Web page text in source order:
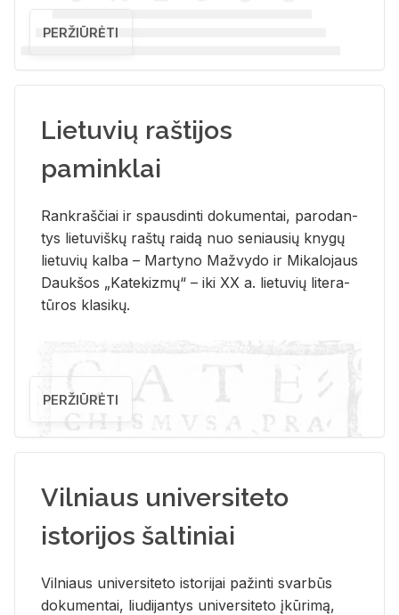
PERŽIŪRĖTI
Lietuvių raštijos
paminklai
Rank­raš­čiai ir spaus­din­ti do­ku­men­tai, pa­ro­dan­
tys lie­tu­viš­kų raš­tų rai­dą nuo se­niau­sių kny­gų
lie­tu­vių kal­ba – Mar­ty­no Ma­žvy­do ir Mi­ka­lo­jaus
Dauk­šos „Ka­te­kiz­mų“ – iki XX a. lie­tu­vių li­te­ra­
tū­ros kla­si­kų.
PERŽIŪRĖTI
Vilniaus universiteto
istorijos šaltiniai
Vil­niaus uni­ver­si­te­to is­to­ri­jai pa­žin­ti svar­būs
do­ku­men­tai, liu­di­jan­tys uni­ver­si­te­to įkū­ri­mą,